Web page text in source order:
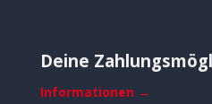
Deine
Informationen →